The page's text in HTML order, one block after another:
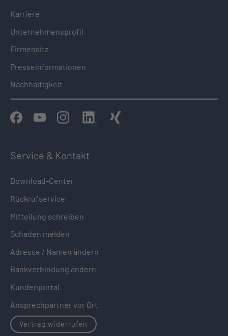
Karriere
Unternehmensprofil
Firmensitz
Presseinformationen
Nachhaltigkeit
Service & Kontakt
Download-Center
Rückrufservice
Mitteilung schreiben
Schaden melden
Adresse / Namen ändern
Bankverbindung ändern
Kundenportal
Ansprechpartner vor Ort
Vertrag widerrufen